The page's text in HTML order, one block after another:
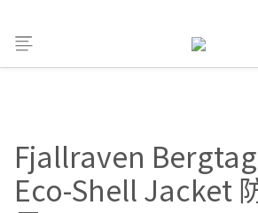
Fjallraven
Eco-Shell Jacket